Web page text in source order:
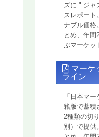
ズに " ジャ
スレポート
ナブル価格
とめ、年間
ぶマーケッ
マーケ
ライン
「日本マ
籍版で蓄積
2種類の切
別）で提供